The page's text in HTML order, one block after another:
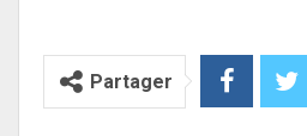
Partager